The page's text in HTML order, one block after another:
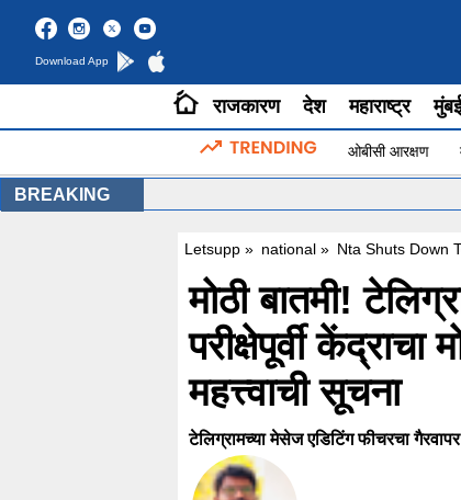
Download App
राजकारण देश महाराष्ट्र मुंबई
ओबीसी आरक्षण
BREAKING
Letsupp » national » Nta Shuts Down
मोठी बातमी!
परीक्षेपूर्वी केंद्राचा
महत्त्वाची सूचना
टेलिग्रामच्या मेसेज एडिटिंग फीचरचा